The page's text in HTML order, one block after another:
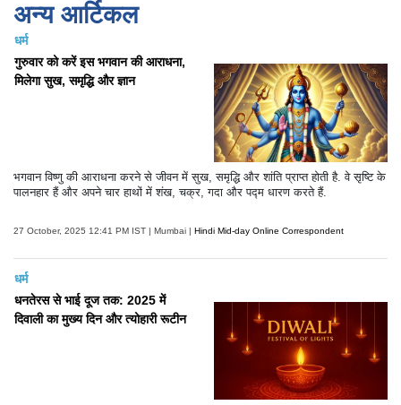
अन्य आर्टिकल
धर्म
गुरुवार को करें इस भगवान की आराधना,
मिलेगा सुख, समृद्धि और ज्ञान
भगवान विष्णु की आराधना करने से जीवन में सुख, समृद्धि और शांति प्राप्त होती है. वे सृष्टि के
पालनहार हैं और अपने चार हाथों में शंख, चक्र, गदा और पद्म धारण करते हैं.
27 October, 2025 12:41 PM IST | Mumbai | Hindi Mid-day Online Correspondent
धर्म
धनतेरस से भाई दूज तक: 2025 में
दिवाली का मुख्य दिन और त्योहारी रूटीन